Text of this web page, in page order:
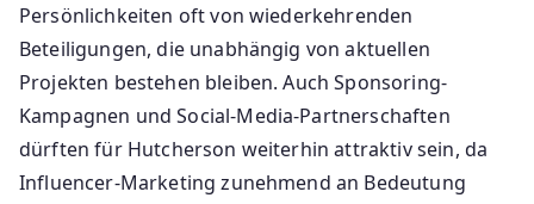
Persönlichkeiten oft von wiederkehrenden
Beteiligungen, die unabhängig von aktuellen
Projekten bestehen bleiben. Auch Sponsoring-
Kampagnen und Social-Media-Partnerschaften
dürften für Hutcherson weiterhin attraktiv sein, da
Influencer-Marketing zunehmend an Bedeutung